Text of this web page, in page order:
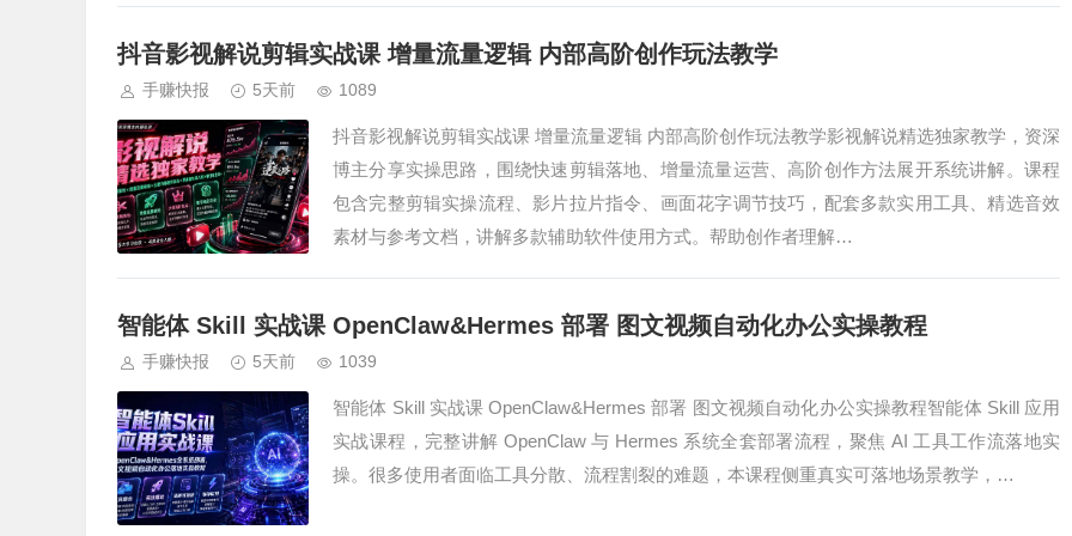
抖音影视解说剪辑实战课 增量流量逻辑 内部高阶创作玩法教学
手赚快报 5天前 1089
抖音影视解说剪辑实战课 增量流量逻辑 内部高阶创作玩法教学影视解说精选独家教学，资深
博主分享实操思路，围绕快速剪辑落地、增量流量运营、高阶创作方法展开系统讲解。课程
包含完整剪辑实操流程、影片拉片指令、画面花字调节技巧，配套多款实用工具、精选音效
素材与参考文档，讲解多款辅助软件使用方式。帮助创作者理解…
智能体 Skill 实战课 OpenClaw&Hermes 部署 图文视频自动化办公实操教程
手赚快报 5天前 1039
智能体 Skill 实战课 OpenClaw&Hermes 部署 图文视频自动化办公实操教程智能体 Skill 应用
实战课程，完整讲解 OpenClaw 与 Hermes 系统全套部署流程，聚焦 AI 工具工作流落地实
操。很多使用者面临工具分散、流程割裂的难题，本课程侧重真实可落地场景教学，…